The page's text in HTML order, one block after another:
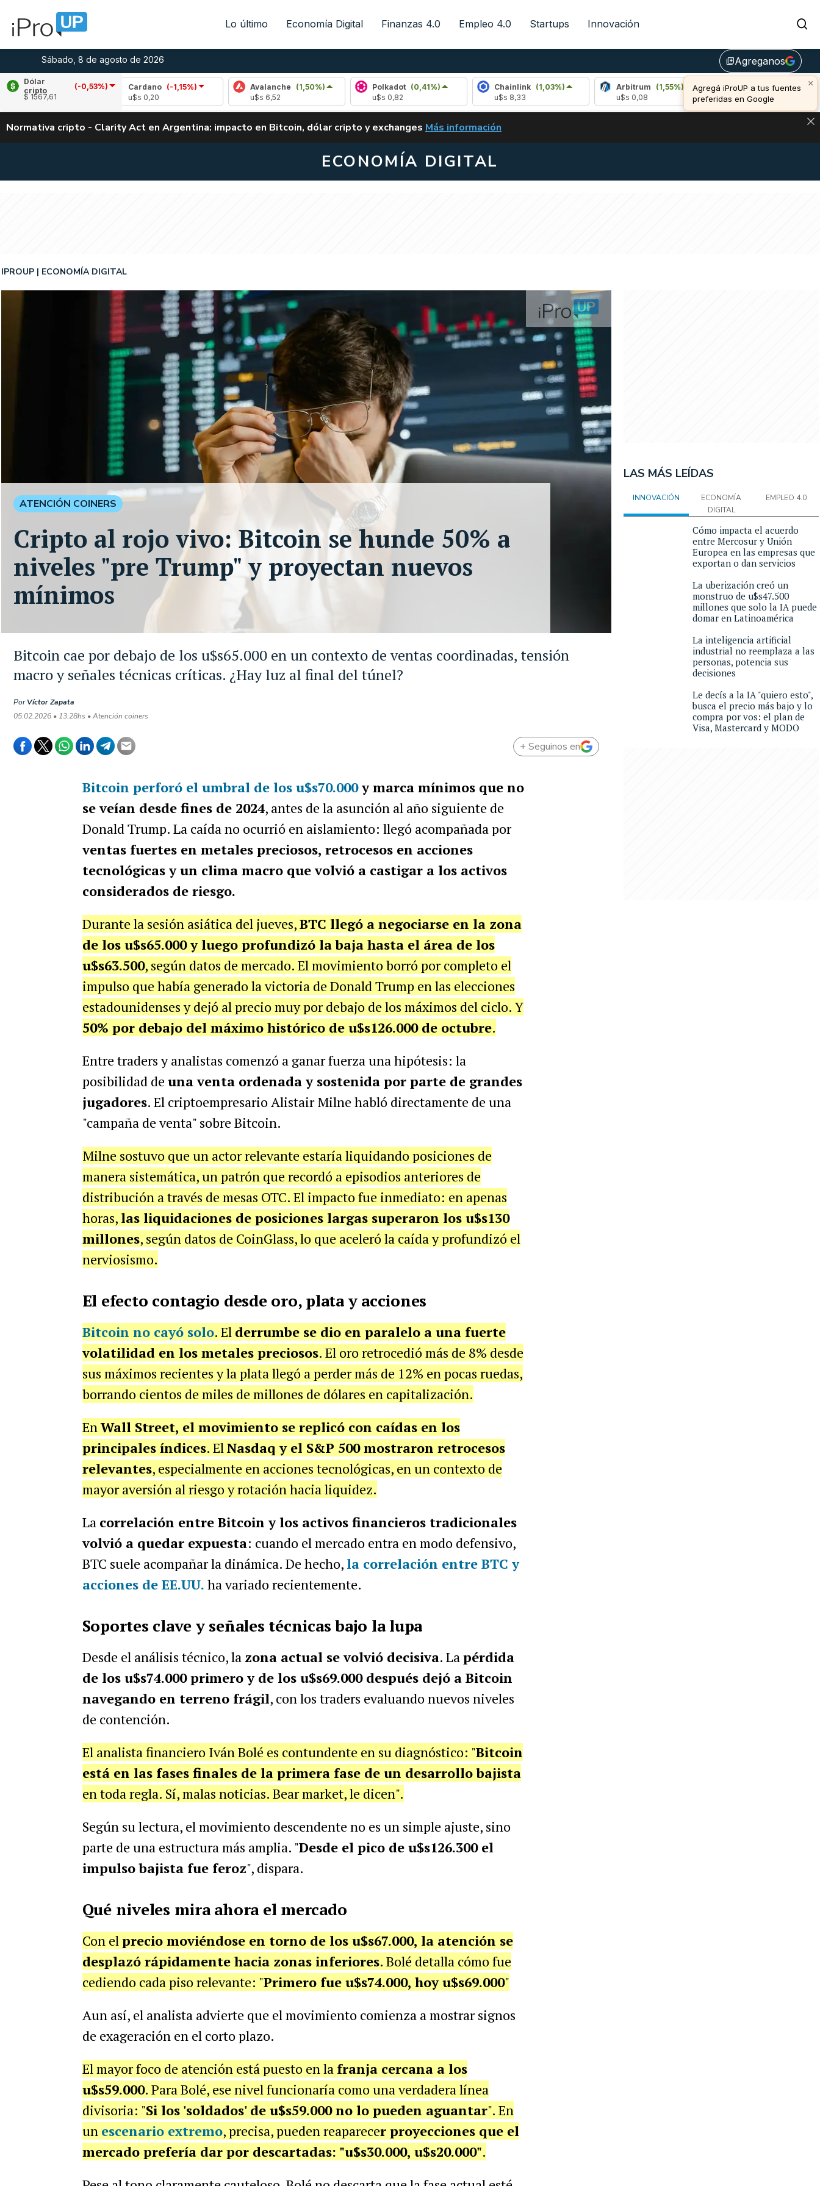
Lo último Economía Digital Finanzas 4.0 Empleo 4.0 Startups Innovación
Sábado, 8 de agosto de 2026 library_addAgreganos
×
Agregá iProUP a tus fuentes
preferidas en Google
Dólar
cripto
(-0,53%)
$ 1567,61
Cardano
(-1,15%)
Avalanche (1,50%)
Polkadot
(0,41%)
Chainlink
(1,03%)
Arbitrum
(1,55%)
Bitcoin (0,19%)
u$s 64.994,00
Normativa cripto - Clarity Act en Argentina: impacto en Bitcoin, dólar cripto y exchanges CLARITY ACT EN ARGENTINA: IMPACTO EN BITCOIN, DÓLAR CRIPTO Y EXCHANGES
Más información
ECONOMÍA DIGITAL
Bitcoin cae por debajo de los u$s65.000 en un contexto de ventas coordinadas, tensión
macro y señales técnicas críticas. ¿Hay luz al final del túnel?
IPROUP ECONOMÍA DIGITAL
PorVíctor Zapata
05.02.2026 • 13:28hs • Atención coiners
ATENCIÓN COINERS
Cripto al rojo vivo: Bitcoin se hunde 50% a
niveles "pre Trump" y proyectan nuevos
mínimos
+ Seguinos en
Bitcoin perforó el umbral de los u$s70.000y marca mínimos que no
se veían desde fines de 2024, antes de la asunción al año siguiente de
Donald Trump. La caída no ocurrió en aislamiento: llegó acompañada por
ventas fuertes en metales preciosos, retrocesos en acciones
tecnológicas y un clima macro que volvió a castigar a los activos
considerados de riesgo.
Durante la sesión asiática del jueves,BTC llegó a negociarse en la zona
de los u$s65.000 y luego profundizó la baja hasta el área de los
u$s63.500, según datos de mercado. El movimiento borró por completo el
impulso que había generado la victoria de Donald Trump en las elecciones
estadounidenses y dejó al precio muy por debajo de los máximos del ciclo. Y
50% por debajo del máximo histórico de u$s126.000 de octubre.
Entre traders y analistas comenzó a ganar fuerza una hipótesis: la
posibilidad de una venta ordenada y sostenida por parte de grandes
jugadores. El criptoempresario Alistair Milne habló directamente de una
"campaña de venta" sobre Bitcoin.
Milne sostuvo que un actor relevante estaría liquidando posiciones de
manera sistemática, un patrón que recordó a episodios anteriores de
distribución a través de mesas OTC. El impacto fue inmediato: en apenas
horas,las liquidaciones de posiciones largas superaron los u$s130
millones, según datos de CoinGlass, lo que aceleró la caída y profundizó el
nerviosismo.
El efecto contagio desde oro, plata y acciones
Bitcoin no cayó solo. El derrumbe se dio en paralelo a una fuerte
volatilidad en los metales preciosos. El oro retrocedió más de 8% desde
sus máximos recientes y la plata llegó a perder más de 12% en pocas ruedas,
borrando cientos de miles de millones de dólares en capitalización.
EnWall Street, el movimiento se replicó con caídas en los
principales índices. ElNasdaq y el S&P 500 mostraron retrocesos
relevantes, especialmente en acciones tecnológicas, en un contexto de
mayor aversión al riesgo y rotación hacia liquidez.
La correlación entre Bitcoin y los activos financieros tradicionales
volvió a quedar expuesta: cuando el mercado entra en modo defensivo,
BTC suele acompañar la dinámica. De hecho,la correlación entre BTC y
acciones de EE.UU. ha variado recientemente.
Soportes clave y señales técnicas bajo la lupa
Desde el análisis técnico, la zona actual se volvió decisiva. Lapérdida
de los u$s74.000 primero y de los u$s69.000 después dejó a Bitcoin
navegando en terreno frágil, con los traders evaluando nuevos niveles
de contención.
El analista financiero Iván Bolé es contundente en su diagnóstico: "Bitcoin
está en las fases finales de la primera fase de un desarrollo bajista
en toda regla. Sí, malas noticias. Bear market, le dicen".
Según su lectura, el movimiento descendente no es un simple ajuste, sino
parte de una estructura más amplia. "Desde el pico de u$s126.300 el
impulso bajista fue feroz", dispara.
Qué niveles mira ahora el mercado
Con elprecio moviéndose en torno de los u$s67.000, la atención se
desplazó rápidamente hacia zonas inferiores. Bolé detalla cómo fue
cediendo cada piso relevante: "Primero fue u$s74.000, hoy u$s69.000"
Aun así, el analista advierte que el movimiento comienza a mostrar signos
de exageración en el corto plazo.
El mayor foco de atención está puesto en la franja cercana a los
u$s59.000. Para Bolé, ese nivel funcionaría como una verdadera línea
divisoria: "Si los 'soldados' de u$s59.000 no lo pueden aguantar". En
un escenario extremo, precisa, pueden reaparecer proyecciones que el
mercado prefería dar por descartadas: "u$s30.000, u$s20.000".
LAS MÁS LEÍDAS
INNOVACIÓN
ECONOMÍA
DIGITAL
EMPLEO 4.0
Cómo impacta el acuerdo
entre Mercosur y Unión
Europea en las empresas que
exportan o dan servicios
La uberización creó un
monstruo de u$s47.500
millones que solo la IA puede
domar en Latinoamérica
La inteligencia artificial
industrial no reemplaza a las
personas, potencia sus
decisiones
Le decís a la IA "quiero esto",
busca el precio más bajo y lo
compra por vos: el plan de
Visa, Mastercard y MODO